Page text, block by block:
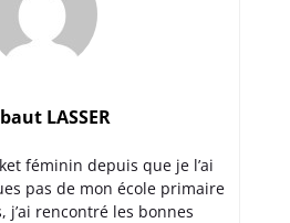
LASSER
féminin depuis que je l’ai
pas de mon école primaire
j’ai rencontré les bonnes